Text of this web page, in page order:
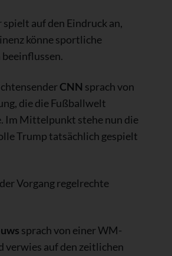
auf den Eindruck an,
könne sportliche
CNN sprach von
die die Fußballwelt
Im Mittelpunkt stehe nun die
Trump tatsächlich gespielt
Vorgang regelrechte
sprach von einer WM-
verwies auf den zeitlichen